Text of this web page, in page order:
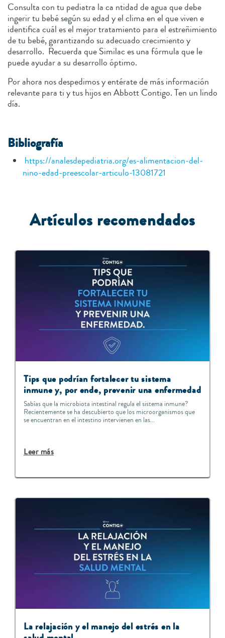
Consulta con tu pediatra la ca ntidad de agua que debe
ingerir tu bebé según su edad y el clima en el que viven e
identifica cuál es el mejor tratamiento para el estreñimiento
de tu bebé, garantizando su adecuado crecimiento y
desarrollo. Recuerda que Similac es una fórmula que le
puede ayudar a su desarrollo óptimo.
Por ahora nos despedimos y entérate de más información
relevante para ti y tus hijos en Abbott Contigo. Ten un lindo
día.
Bibliografía
https://analesdepediatria.org/es-alimentacion-del-
nino-edad-preescolar-articulo-13081721
Artículos recomendados
Tips que podrían fortalecer tu sistema
inmune y, por ende, prevenir una enfermedad
Sabías que la microbiota intestinal regula el sistema inmune?
Recientemente se ha descubierto que los microorganismos que
se encuentran en el intestino intervienen en las...
Leer más
La relajación y el manejo del estrés en la